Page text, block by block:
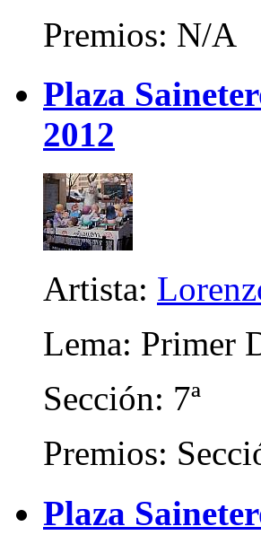
Premios: N/A
Plaza
2012
Artista:
Lema: Primer
Sección: 7ª
Premios:
Plaza